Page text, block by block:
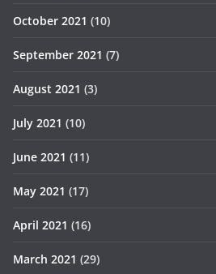
October 2021 (10)
September 2021 (7)
August 2021 (3)
July 2021 (10)
June 2021 (11)
May 2021 (17)
April 2021 (16)
March 2021 (29)